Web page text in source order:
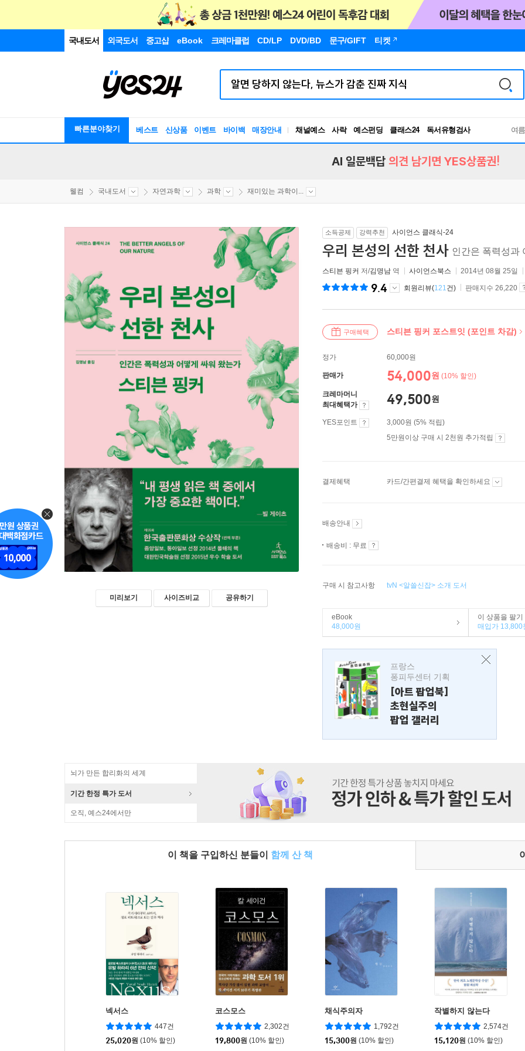
국내도서 외국도서 중고샵 eBook 크레마클럽 CD/LP DVD/BD 문구/GIFT 티켓
빠른분야찾기 베스트 신상품 이벤트 바이백 매장안내 채널예스 사락 예스펀딩 클래스24
독서유형검사
RBTI Lab
여
AI 일문백답 의견 남기면 YES상품권!
웰컴 국내도서 자연과학 과학 재미있는 과학이...
미리보기 사이즈비교 공유하기
소득공제 강력추천 사이언스 클래식-24
우리 본성의 선한 천사 인간은 폭력성과
스티븐 핑커 저/김명남 역 사이언스북스 2014년 08월 25일
9.4 회원리뷰(121건) 판매지수 26,220
구매혜택 스티븐 핑커 포스트잇 (포인트 차감)
정가 60,000원
판매가 54,000원 (10% 할인)
크레마머니
최대혜택가
49,500원
YES포인트
3,000원 (5% 적립)
5만원이상 구매 시 2천원 추가적립
결제혜택 카드/간편결제 혜택을 확인하세요
배송안내
배송비 : 무료
구매 시 참고사항 tvN <알쓸신잡> 소개 도서
eBook
48,000원
이 상품을 팔기
매입가 13,800
프랑스
퐁피두센터 기획
[아트 팝업북]
초현실주의
팝업 갤러리
뇌가 만든 합리화의 세계
기간 한정 특가 도서
오직, 예스24에서만
이 책을 구입하신 분들이 함께 산 책
넥서스
447건
25,020원 (10% 할인)
코스모스
2,302건
19,800원 (10% 할인)
채식주의자
1,792건
15,300원 (10% 할인)
작별하지 않는다
2,574건
15,120원 (10% 할인)